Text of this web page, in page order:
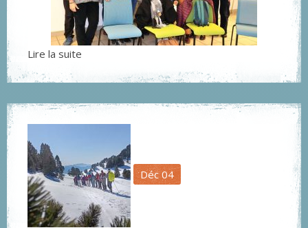
Lire la suite
Déc 04